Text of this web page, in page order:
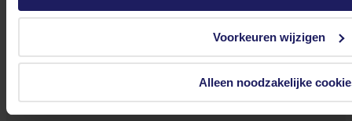
Voorkeuren wijzigen
Alleen noodzakelijke
8102 HG Raalte
KvK nr: 55425437